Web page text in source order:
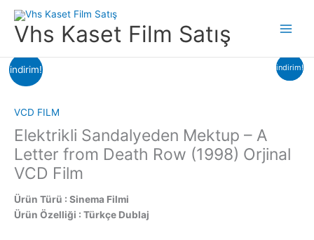
atlaVhs Kaset Film Satış
Menu
indirim!
VCD FILM
Elektrikli Sandalyeden Mektup – A
Letter from Death Row (1998) Orjinal
VCD Film
Ürün Türü : Sinema Filmi
Ürün Özelliği : Türkçe Dublaj
indirim!
indirim!